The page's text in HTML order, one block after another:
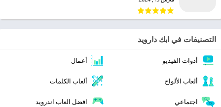
التصنيفات في ابك دارويد
أدوات الفيديو أعمال
ألعاب الألواح ألعاب الكلمات
اجتماعي افضل العاب اندرويد